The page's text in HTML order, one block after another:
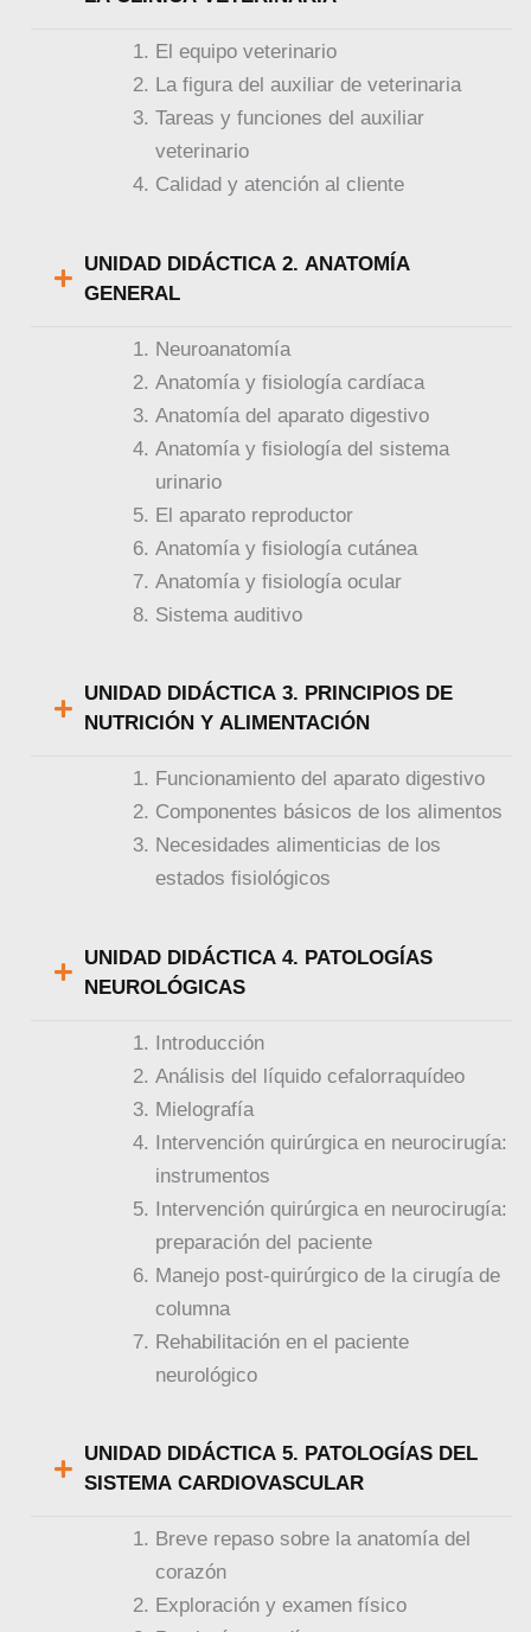
cooperar.
Temario de la materia
MÓDULO 1. AUXILIAR DE VETERINARIA
Titulación
Titulación Expedida y Avalada por el Instituto Europeo de
Estudios Empresariales